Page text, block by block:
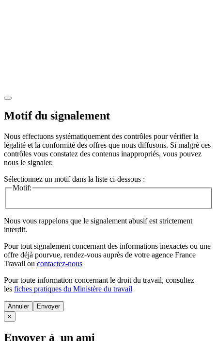
Motif du signalement
Nous effectuons systématiquement des contrôles pour vérifier la
légalité et la conformité des offres que nous diffusons. Si malgré ces
contrôles vous constatez des contenus inappropriés, vous pouvez
nous le signaler.
Sélectionnez un motif dans la liste ci-dessous :
Motif:
Nous vous rappelons que le signalement abusif est strictement
interdit.
Pour tout signalement concernant des informations inexactes ou une
offre déjà pourvue, rendez-vous auprès de votre agence France
Travail ou contactez-nous
Pour toute information concernant le droit du travail, consultez
les fiches pratiques du Ministère du travail
Annuler
×
Envoyer à un ami